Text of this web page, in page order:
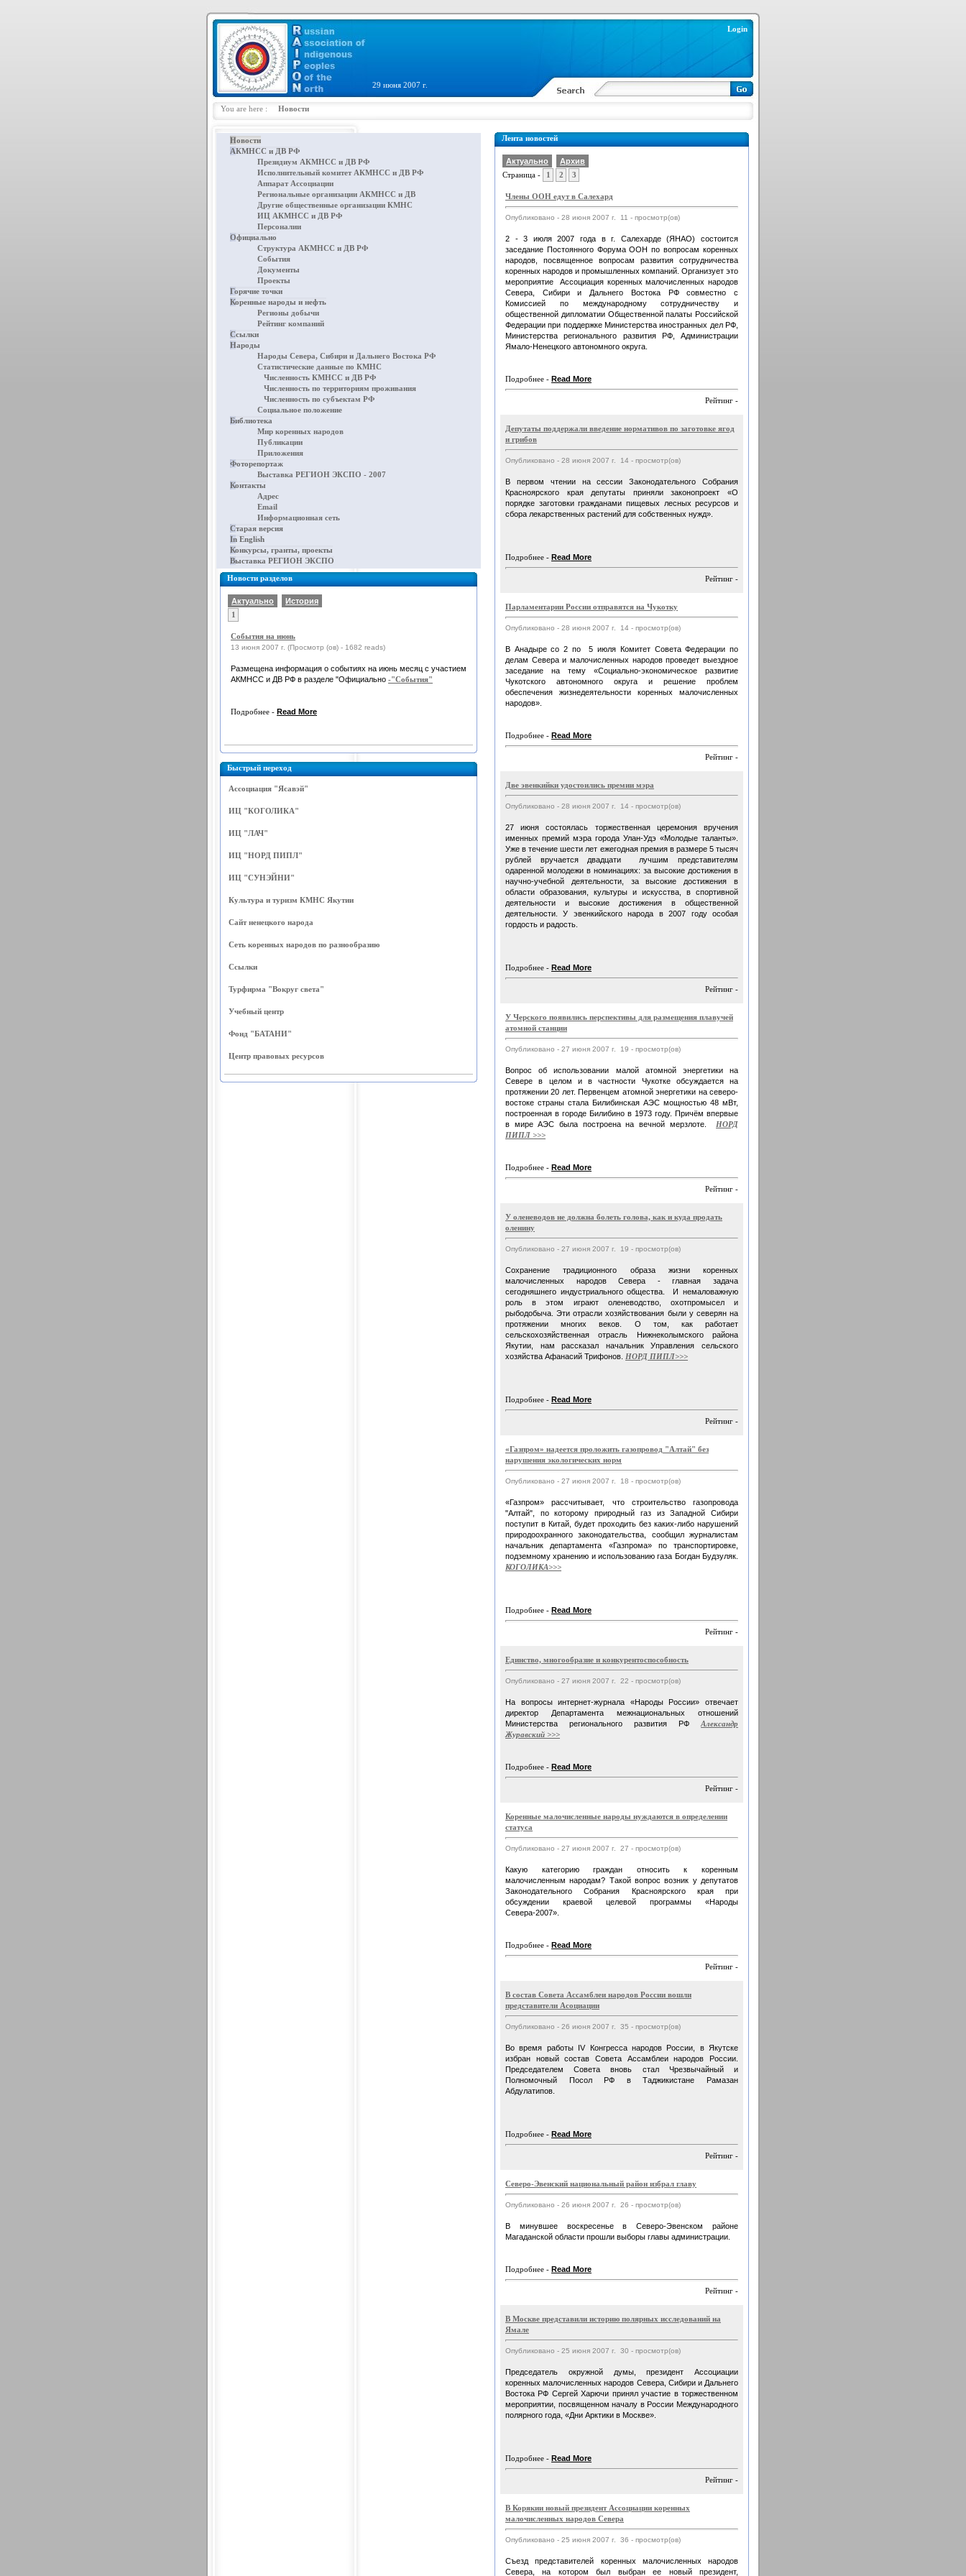
Login
29 июня 2007 г.
You are here : Новости
Новости
АКМНСС и ДВ РФ
Президиум АКМНСС и ДВ РФ
Исполнительный комитет АКМНСС и ДВ РФ
Аппарат Ассоциации
Региональные организации АКМНСС и ДВ
Другие общественные организации КМНС
ИЦ АКМНСС и ДВ РФ
Персоналии
Официально
Структура АКМНСС и ДВ РФ
События
Документы
Проекты
Горячие точки
Коренные народы и нефть
Регионы добычи
Рейтинг компаний
Ссылки
Народы
Народы Севера, Сибири и Дальнего Востока РФ
Статистические данные по КМНС
Численность КМНСС и ДВ РФ
Численность по территориям проживания
Численность по субъектам РФ
Социальное положение
Библиотека
Мир коренных народов
Публикации
Приложения
Фоторепортаж
Выставка РЕГИОН ЭКСПО - 2007
Контакты
Адрес
Email
Информационная сеть
Старая версия
In English
Конкурсы, гранты, проекты
Выставка РЕГИОН ЭКСПО
Новости разделов
Актуально
История
1
События на июнь
13 июня 2007 г. (Просмотр (ов) - 1682 reads)
Размещена информация о событиях на июнь месяц с участием
АКМНСС и ДВ РФ в разделе "Официально -"События"
Подробнее - Read More
Быстрый переход
Ассоциация "Ясавэй"
ИЦ "КОГОЛИКА"
ИЦ "ЛАЧ"
ИЦ "НОРД ПИПЛ"
ИЦ "СУНЭЙНИ"
Культура и туризм КМНС Якутии
Сайт ненецкого народа
Сеть коренных народов по разнообразию
Ссылки
Турфирма "Вокруг света"
Учебный центр
Фонд "БАТАНИ"
Центр правовых ресурсов
Лента новостей
Актуально
Архив
Страница -
1 2 3
Члены ООН едут в Салехард
Опубликовано - 28 июня 2007 г. 11 - просмотр(ов)
2 - 3 июля 2007 года в г. Салехарде (ЯНАО) состоится
заседание Постоянного Форума ООН по вопросам коренных
народов, посвященное вопросам развития сотрудничества
коренных народов и промышленных компаний. Организует это
мероприятие Ассоциация коренных малочисленных народов
Севера, Сибири и Дальнего Востока РФ совместно с
Комиссией по международному сотрудничеству и
общественной дипломатии Общественной палаты Российской
Федерации при поддержке Министерства иностранных дел РФ,
Министерства регионального развития РФ, Администрации
Ямало-Ненецкого автономного округа.
Подробнее - Read More
Рейтинг -
Депутаты поддержали введение нормативов по заготовке ягод
и грибов
Опубликовано - 28 июня 2007 г. 14 - просмотр(ов)
В первом чтении на сессии Законодательного Собрания
Красноярского края депутаты приняли законопроект «О
порядке заготовки гражданами пищевых лесных ресурсов и
сбора лекарственных растений для собственных нужд».
Подробнее - Read More
Рейтинг -
Парламентарии России отправятся на Чукотку
Опубликовано - 28 июня 2007 г. 14 - просмотр(ов)
В Анадыре со 2 по 5 июля Комитет Совета Федерации по
делам Севера и малочисленных народов проведет выездное
заседание на тему «Социально-экономическое развитие
Чукотского автономного округа и решение проблем
обеспечения жизнедеятельности коренных малочисленных
народов».
Подробнее - Read More
Рейтинг -
Две эвенкийки удостоились премии мэра
Опубликовано - 28 июня 2007 г. 14 - просмотр(ов)
27 июня состоялась торжественная церемония вручения
именных премий мэра города Улан-Удэ «Молодые таланты».
Уже в течение шести лет ежегодная премия в размере 5 тысяч
рублей вручается двадцати лучшим представителям
одаренной молодежи в номинациях: за высокие достижения в
научно-учебной деятельности, за высокие достижения в
области образования, культуры и искусства, в спортивной
деятельности и высокие достижения в общественной
деятельности. У эвенкийского народа в 2007 году особая
гордость и радость.
Подробнее - Read More
Рейтинг -
У Черского появились перспективы для размещения плавучей
атомной станции
Опубликовано - 27 июня 2007 г. 19 - просмотр(ов)
Вопрос об использовании малой атомной энергетики на
Севере в целом и в частности Чукотке обсуждается на
протяжении 20 лет. Первенцем атомной энергетики на северо-
востоке страны стала Билибинская АЭС мощностью 48 мВт,
построенная в городе Билибино в 1973 году. Причём впервые
в мире АЭС была построена на вечной мерзлоте. НОРД
ПИПЛ >>>
Подробнее - Read More
Рейтинг -
У оленеводов не должна болеть голова, как и куда продать
оленину
Опубликовано - 27 июня 2007 г. 19 - просмотр(ов)
Сохранение традиционного образа жизни коренных
малочисленных народов Севера - главная задача
сегодняшнего индустриального общества. И немаловажную
роль в этом играют оленеводство, охотпромысел и
рыбодобыча. Эти отрасли хозяйствования были у северян на
протяжении многих веков. О том, как работает
сельскохозяйственная отрасль Нижнеколымского района
Якутии, нам рассказал начальник Управления сельского
хозяйства Афанасий Трифонов. НОРД ПИПЛ>>>
Подробнее - Read More
Рейтинг -
«Газпром» надеется проложить газопровод "Алтай" без
нарушения экологических норм
Опубликовано - 27 июня 2007 г. 18 - просмотр(ов)
«Газпром» рассчитывает, что строительство газопровода
"Алтай", по которому природный газ из Западной Сибири
поступит в Китай, будет проходить без каких-либо нарушений
природоохранного законодательства, сообщил журналистам
начальник департамента «Газпрома» по транспортировке,
подземному хранению и использованию газа Богдан Будзуляк.
КОГОЛИКА>>>
Подробнее - Read More
Рейтинг -
Единство, многообразие и конкурентоспособность
Опубликовано - 27 июня 2007 г. 22 - просмотр(ов)
На вопросы интернет-журнала «Народы России» отвечает
директор Департамента межнациональных отношений
Министерства регионального развития РФ Александр
Журавский >>>
Подробнее - Read More
Рейтинг -
Коренные малочисленные народы нуждаются в определении
статуса
Опубликовано - 27 июня 2007 г. 27 - просмотр(ов)
Какую категорию граждан относить к коренным
малочисленным народам? Такой вопрос возник у депутатов
Законодательного Собрания Красноярского края при
обсуждении краевой целевой программы «Народы
Севера-2007».
Подробнее - Read More
Рейтинг -
В состав Совета Ассамблеи народов России вошли
представители Асоциации
Опубликовано - 26 июня 2007 г. 35 - просмотр(ов)
Во время работы IV Конгресса народов России, в Якутске
избран новый состав Совета Ассамблеи народов России.
Председателем Совета вновь стал Чрезвычайный и
Полномочный Посол РФ в Таджикистане Рамазан
Абдулатипов.
Подробнее - Read More
Рейтинг -
Северо-Эвенский национальный район избрал главу
Опубликовано - 26 июня 2007 г. 26 - просмотр(ов)
В минувшее воскресенье в Северо-Эвенском районе
Магаданской области прошли выборы главы администрации.
Подробнее - Read More
Рейтинг -
В Москве представили историю полярных исследований на
Ямале
Опубликовано - 25 июня 2007 г. 30 - просмотр(ов)
Председатель окружной думы, президент Ассоциации
коренных малочисленных народов Севера, Сибири и Дальнего
Востока РФ Сергей Харючи принял участие в торжественном
мероприятии, посвященном началу в России Международного
полярного года, «Дни Арктики в Москве».
Подробнее - Read More
Рейтинг -
В Корякии новый президент Ассоциации коренных
малочисленных народов Севера
Опубликовано - 25 июня 2007 г. 36 - просмотр(ов)
Съезд представителей коренных малочисленных народов
Севера, на котором был выбран ее новый президент,